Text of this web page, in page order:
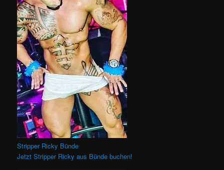
Stripper Ricky Bünde
Jetzt Stripper Ricky aus Bünde buchen!